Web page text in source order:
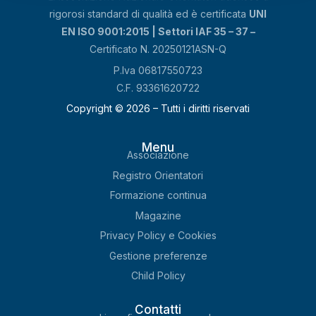
rigorosi standard di qualità ed è certificata UNI
EN ISO 9001:2015 | Settori IAF 35 – 37 –
Certificato N. 20250121ASN-Q
P.Iva 06817550723
C.F. 93361620722
Copyright © 2026 – Tutti i diritti riservati
Menu
Associazione
Registro Orientatori
Formazione continua
Magazine
Privacy Policy e Cookies
Gestione preferenze
Child Policy
Contatti